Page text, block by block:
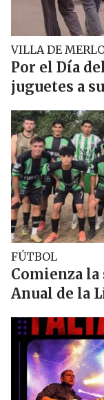
VILLA DE
Por el Día
juguetes a
FÚTBOL
Comienza
Anual de la